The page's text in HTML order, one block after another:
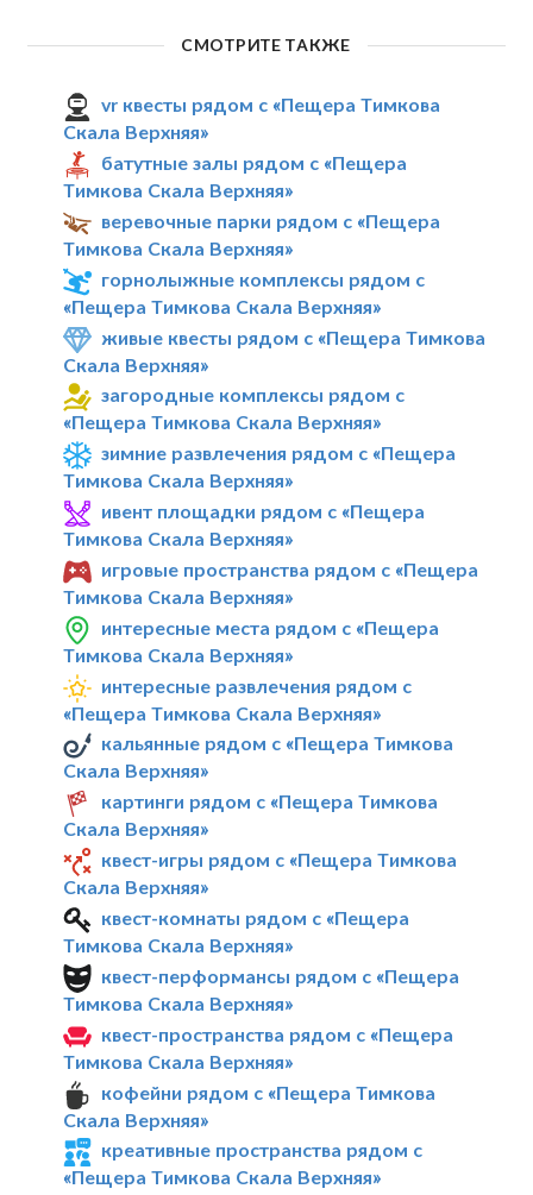
СМОТРИТЕ ТАКЖЕ
vr квесты рядом с «Пещера Тимкова
Скала Верхняя»
батутные залы рядом с «Пещера
Тимкова Скала Верхняя»
веревочные парки рядом с «Пещера
Тимкова Скала Верхняя»
горнолыжные комплексы рядом с
«Пещера Тимкова Скала Верхняя»
живые квесты рядом с «Пещера Тимкова
Скала Верхняя»
загородные комплексы рядом с
«Пещера Тимкова Скала Верхняя»
зимние развлечения рядом с «Пещера
Тимкова Скала Верхняя»
ивент площадки рядом с «Пещера
Тимкова Скала Верхняя»
игровые пространства рядом с «Пещера
Тимкова Скала Верхняя»
интересные места рядом с «Пещера
Тимкова Скала Верхняя»
интересные развлечения рядом с
«Пещера Тимкова Скала Верхняя»
кальянные рядом с «Пещера Тимкова
Скала Верхняя»
картинги рядом с «Пещера Тимкова
Скала Верхняя»
квест-игры рядом с «Пещера Тимкова
Скала Верхняя»
квест-комнаты рядом с «Пещера
Тимкова Скала Верхняя»
квест-перформансы рядом с «Пещера
Тимкова Скала Верхняя»
квест-пространства рядом с «Пещера
Тимкова Скала Верхняя»
кофейни рядом с «Пещера Тимкова
Скала Верхняя»
креативные пространства рядом с
«Пещера Тимкова Скала Верхняя»